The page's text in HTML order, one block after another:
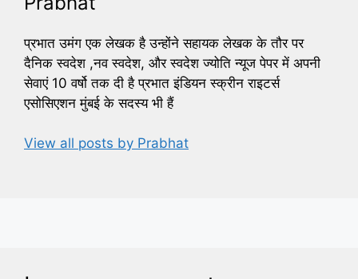
प्रभात उमंग एक लेखक है उन्होंने सहायक लेखक के तौर पर
दैनिक स्वदेश ,नव स्वदेश, और स्वदेश ज्योति न्यूज पेपर में अपनी
सेवाएं 10 वर्षो तक दी है प्रभात इंडियन स्क्रीन राइटर्स
एसोसिएशन मुंबई के सदस्य भी हैं
View all posts by Prabhat